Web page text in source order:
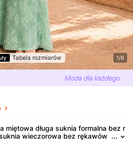
Tabela rozmiarów 1/6
miętowa długa suknia formalna bez r
wieczorowa bez rękawów